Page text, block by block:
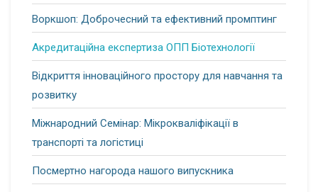
Воркшоп: Доброчесний та ефективний промптинг
Акредитаційна експертиза ОПП Біотехнології
Відкриття інноваційного простору для навчання та
розвитку
Міжнародний Семінар: Мікрокваліфікації в
транспорті та логістиці
Посмертно нагорода нашого випускника